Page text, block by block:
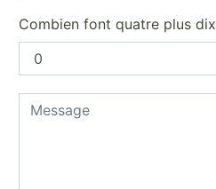
Combien font quatre plus dix